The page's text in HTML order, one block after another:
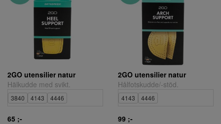
2GO utensilier natur
Hälkudde med svikt.
3840 4143 4446
65 ;-
2GO utensilier natur
Hålfotskudde/-stöd.
4143 4446
99 ;-